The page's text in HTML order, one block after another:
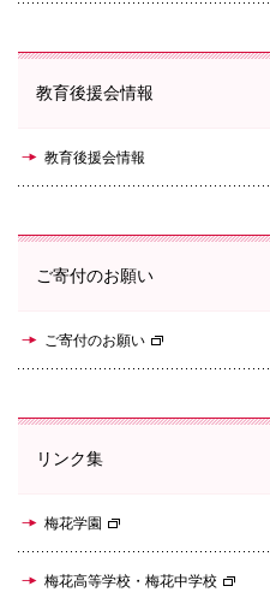
教育後援会情報
教育後援会情報
ご寄付のお願い
ご寄付のお願い
リンク集
梅花学園
梅花高等学校・梅花中学校